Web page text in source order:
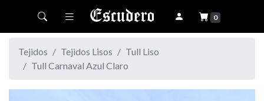
Toggle navigation 0
Tejidos Tejidos Lisos
Tull Liso
Tull Carnaval Azul Claro